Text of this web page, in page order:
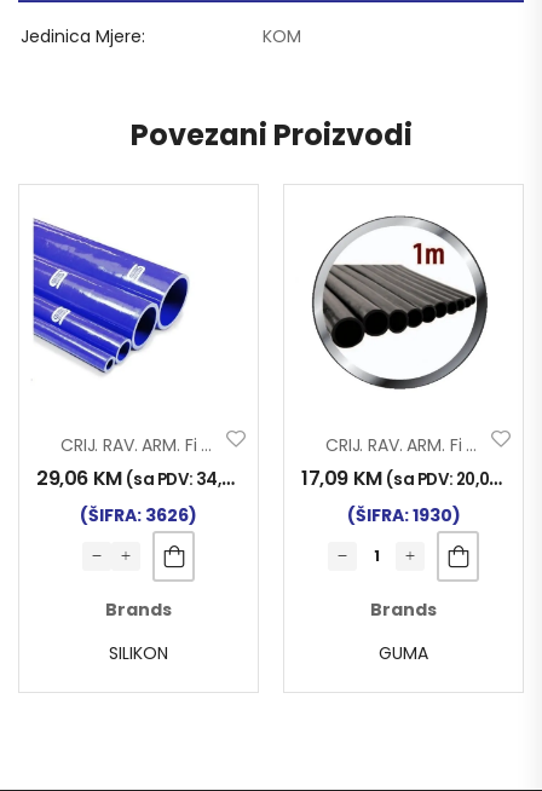
Jedinica Mjere KOM
Povezani Proizvodi
CRIJ. RAV. ARM. Fi 45×1000 SILIKON
29,06 KM (sa PDV: 34,00
(ŠIFRA: 3626)
Brands
SILIKON
CRIJ. RAV. ARM. Fi 35×1000
17,09 KM (sa PDV: 20,00
(ŠIFRA: 1930)
Brands
GUMA